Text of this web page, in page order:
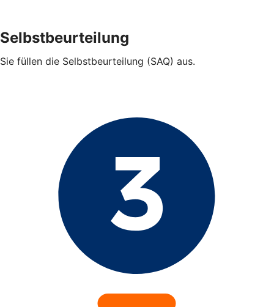
Selbstbeurteilung
Sie füllen die Selbstbeurteilung (SAQ) aus.